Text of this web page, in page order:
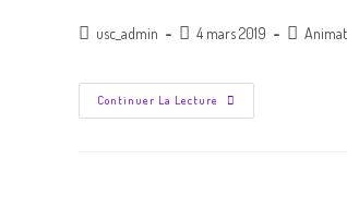
usc_admin 4 mars 2019
Continuer La Lecture